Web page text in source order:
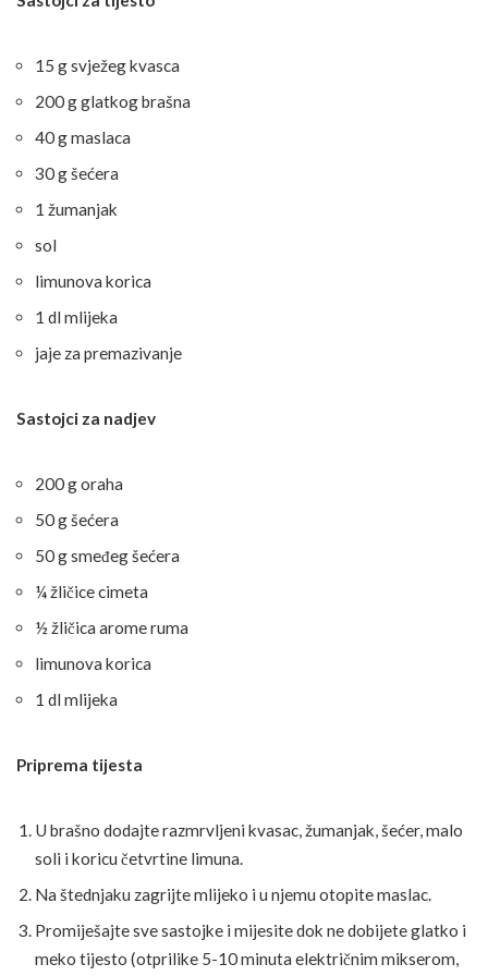
15 g svježeg kvasca
200 g glatkog brašna
40 g maslaca
30 g šećera
1 žumanjak
sol
limunova korica
1 dl mlijeka
jaje za premazivanje
Sastojci za nadjev
200 g oraha
50 g šećera
50 g smeđeg šećera
¼ žličice cimeta
½ žličica arome ruma
limunova korica
1 dl mlijeka
Priprema tijesta
U brašno dodajte razmrvljeni kvasac, žumanjak, šećer, malo
soli i koricu četvrtine limuna.
Na štednjaku zagrijte mlijeko i u njemu otopite maslac.
Promiješajte sve sastojke i mijesite dok ne dobijete glatko i
meko tijesto (otprilike 5-10 minuta električnim mikserom,